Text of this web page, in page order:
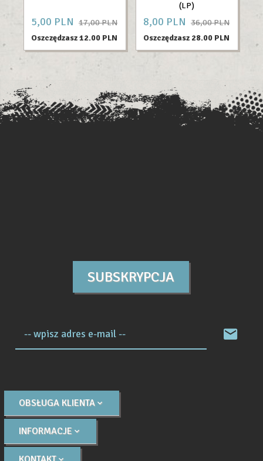
5,00 PLN 17,00 PLN
Oszczędzasz 12.00 PLN
(LP)
8,00 PLN 36,00 PLN
Oszczędzasz 28.00 PLN
SUBSKRYPCJA
-- wpisz adres e-mail --
OBSŁUGA KLIENTA
INFORMACJE